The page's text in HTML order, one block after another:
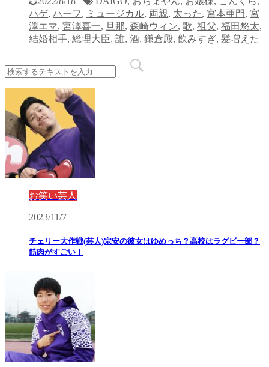
ハゲ, ハーフ, ミュージカル, 両親, 太った, 宮本亜門, 宮
澤エマ, 宮澤喜一, 旦那, 森崎ウィン, 歌, 祖父, 福田悠太,
結婚相手, 総理大臣, 誰, 酒, 鎌倉殿, 飲みすぎ, 髪増えた
お笑い芸人
2023/11/7
チェリー大作戦(芸人)宗安の彼女はゆめっち？高校はラグビー部？
筋肉がすごい！